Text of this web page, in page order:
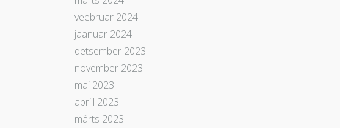
veebruar 2024
jaanuar 2024
detsember 2023
november 2023
mai 2023
aprill 2023
märts 2023